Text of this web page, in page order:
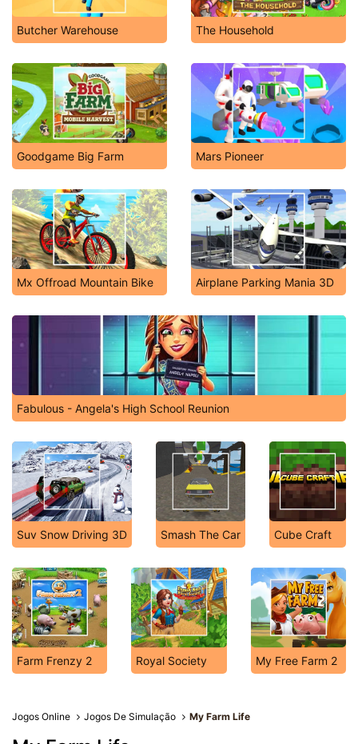
Butcher Warehouse The Household
Goodgame Big Farm Mars Pioneer
Mx Offroad Mountain Bike Airplane Parking Mania 3D
Fabulous - Angela's High School Reunion
Suv Snow Driving 3D Smash The Car Cube Craft
Farm Frenzy 2 Royal Society My Free Farm 2
Jogos Online Jogos De Simulação My Farm Life